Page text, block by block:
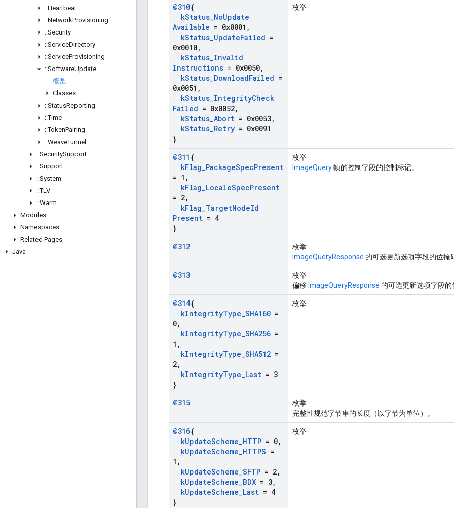
::Heartbeat
::NetworkProvisioning
::Security
::ServiceDirectory
::ServiceProvisioning
::SoftwareUpdate
概览
Classes
::StatusReporting
::Time
::TokenPairing
::WeaveTunnel
::SecuritySupport
::Support
::System
::TLV
::Warm
Modules
Namespaces
Related Pages
Java
@310{
kStatus_NoUpdate
Available = 0x0001 ,
kStatus_UpdateFailed =
0x0010,
kStatus_Invalid
Instructions = 0x0050,
kStatus_DownloadFailed =
0x0051 ,
kStatus_IntegrityCheck
Failed = 0x0052,
kStatus_Abort = 0x0053,
kStatus_Retry = 0x0091
}
枚举
@311 {
kFlag_PackageSpecPresent
= 1 ,
kFlag_LocaleSpecPresent
= 2,
kFlag_TargetNodeId
Present = 4
}
枚举
ImageQuery帧的控制字段的控制标记。
@312
枚举
ImageQueryResponse 的可选更新选项字段的位掩
@313
枚举
偏移 ImageQueryResponse 的可选更新选项字段的
@314{
kIntegrityType_SHA160 =
0,
kIntegrityType_SHA256 =
1 ,
kIntegrityType_SHA512 =
2,
kIntegrityType_Last = 3
}
枚举
@315
枚举
完整性规范字节串的长度（以字节为单位）。
@316{
kUpdateScheme_HTTP = 0,
kUpdateScheme_HTTPS =
1 ,
kUpdateScheme_SFTP = 2,
kUpdateScheme_BDX = 3,
kUpdateScheme_Last = 4
}
枚举